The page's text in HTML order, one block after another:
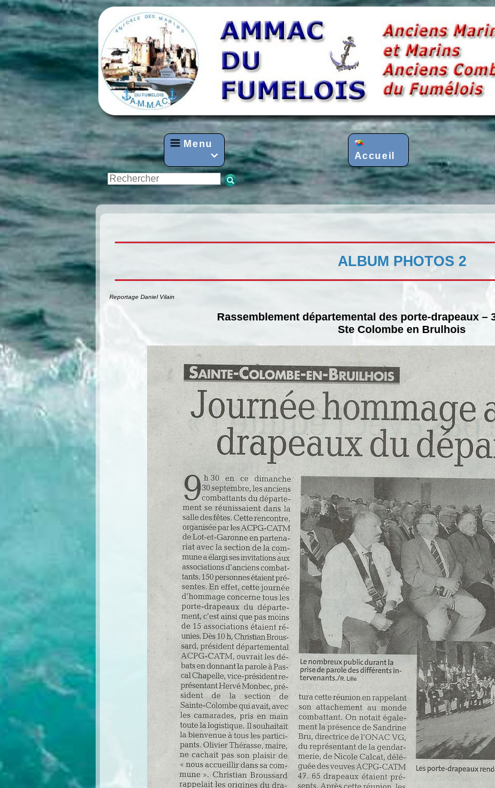
Menu
 Accueil
ALBUM PHOTOS 2
Reportage Daniel Vilain
Rassemblement départemental des porte-drapeaux –
Ste Colombe en Brulhois